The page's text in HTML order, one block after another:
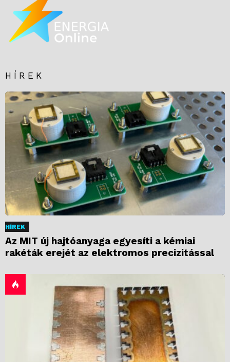
HÍREK
HÍREK
Az MIT új hajtóanyaga egyesíti a kémiai
rakéták erejét az elektromos precizitással